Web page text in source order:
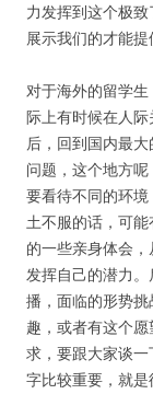
力发挥到这个极
展示我们的才能提
对于海外的留学
际上有时候在人
后，回到国内最
问题，这个地方
要看待不同的环
土不服的话，可
的一些亲身体会
发挥自己的潜力
播，面临的形势
趣，或者有这个
求，要跟大家谈
字比较重要，就